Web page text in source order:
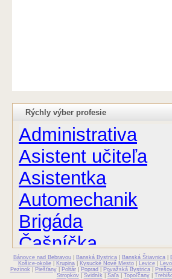
Rýchly výber profesie
Administrativa
Asistent učiteľa
Asistentka
Automechanik
Brigáda
Čašníčka
Čašník
Bánovce nad Bebravou Banská Bystrica Banská Štiavnica
Košice-okolie| Krupina| Kysucké Nové Mesto| Levice|
Pezinok
Piešťany| Poltár| Poprad Považská Bystrica| Prešov
Stropkov| Svidník Šaľa| Topoľčany|